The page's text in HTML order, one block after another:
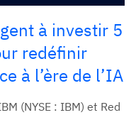
à investir 5
redéfinir
à l’ère de l’IA
(NYSE : IBM) et Red